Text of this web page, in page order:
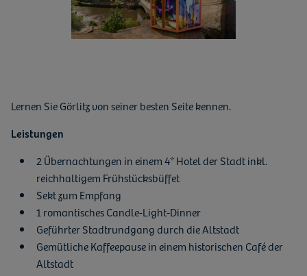
Lernen Sie Görlitz von seiner besten Seite kennen.
Leistungen
2 Übernachtungen in einem 4* Hotel der Stadt inkl.
reichhaltigem Frühstücksbüffet
Sekt zum Empfang
1 romantisches Candle-Light-Dinner
Geführter Stadtrundgang durch die Altstadt
Gemütliche Kaffeepause in einem historischen Café der
Altstadt